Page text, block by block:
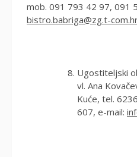
mob. 091 793 42 97, 091
bistro.babriga@zg.t-
Ugostiteljski
vl. Ana
Kuće, tel.
607, e-mail: